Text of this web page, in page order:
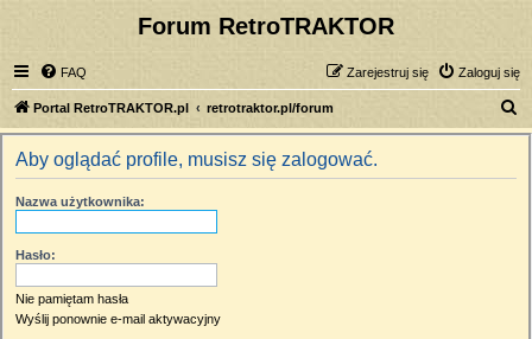
Forum RetroTRAKTOR
FAQ Zaloguj się
Zarejestruj się
Portal RetroTRAKTOR.pl retrotraktor.pl/forum
z
Aby oglądać profile, musisz się zalogować.
Nazwa użytkownika:
Hasło:
Nie pamiętam hasła
Wyślij ponownie e-mail aktywacyjny